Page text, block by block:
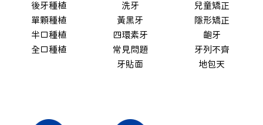
後牙種植
單顆種植
半口種植
全口種植
洗牙
黃黑牙
四環素牙
常見問題
牙貼面
兒童矯正
隱形矯正
齙牙
牙列不齊
地包天